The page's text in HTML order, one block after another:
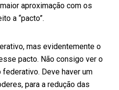
aproximação com os
a “pacto”.
mas evidentemente o
pacto. Não consigo ver o
Deve haver um
para a redução das